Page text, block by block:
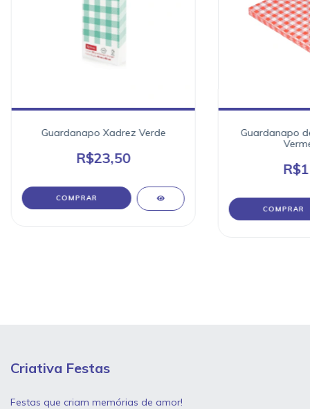
Guardanapo Xadrez Verde
R$23,50
Guardanapo
Criativa Festas
Festas que criam memórias de amor!